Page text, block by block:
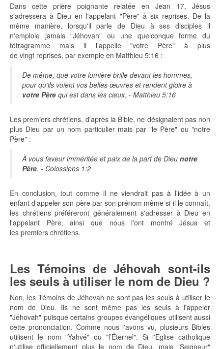
Dans cette prière poignante relatée en Jean 17, Jésus
s'adressera à Dieu en l'appelant "Père" à six reprises. De la
même manière, lorsqu'il parle de Dieu à ses disciples il
n'emploie jamais "Jéhovah" ou une quelconque forme du
tétragramme mais il l'appelle "votre Père" à plus
de vingt reprises, par exemple en Matthieu 5:16 :
De même, que votre lumière brille devant les hommes,
pour qu’ils voient vos belles œuvres et rendent gloire à
votre Père qui est dans les cieux. - Matthieu 5:16
Les premiers chrétiens, d'après la Bible, ne désignaient pas non
plus Dieu par un nom particulier mais par "le Père" ou "notre
Père" :
À vous faveur imméritée et paix de la part de Dieu notre
Père. - Colossiens 1:2
En conclusion, tout comme il ne viendrait pas à l'idée à un
enfant d'appeler son père par son prénom même si il le connaît,
les chrétiens préféreront généralement s'adresser à Dieu en
l'appelant Père, ainsi que nous l'ont montré Jésus et
les premiers chrétiens.
Les Témoins de Jéhovah sont-ils
les seuls à utiliser le nom de Dieu ?
Non, les Témoins de Jéhovah ne sont pas les seuls à utiliser le
nom de Dieu. Ils ne sont même pas les seuls à l'appeler
"Jéhovah" puisque certains groupes évangéliques utilisent aussi
cette prononciation. Comme nous l'avons vu, plusieurs Bibles
utilisent le nom "Yahvé" ou "l’Éternel". Si l'Eglise catholique
n'utilise officiellement plus le nom de Dieu, mais "Seigneur"